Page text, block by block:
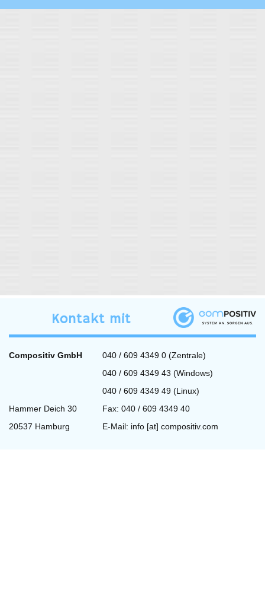
Kontakt mit
Compositiv GmbH
040 / 609 4349 0 (Zentrale)
040 / 609 4349 43 (Windows)
040 / 609 4349 49 (Linux)
Hammer Deich 30
Fax: 040 / 609 4349 40
20537 Hamburg
E-Mail: info [at] compositiv.com